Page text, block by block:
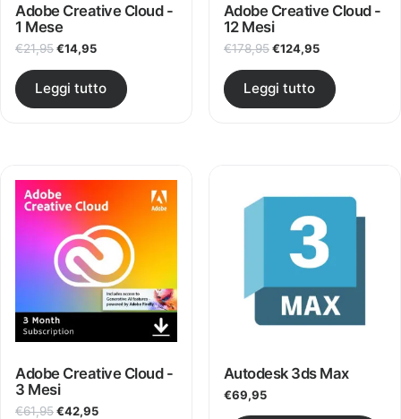
Adobe Creative Cloud -
1 Mese
€21,95Il prezzo originale era: €21,95.
€14,95Il prezzo attuale è: €14,95.
Leggi tutto
Adobe Creative Cloud -
12 Mesi
€178,95Il prezzo originale
€124,95Il prezzo
Leggi tutto
Adobe Creative Cloud -
3 Mesi
€61,95Il prezzo originale era: €61,95.
€42,95Il prezzo attuale è: €42,95.
Autodesk 3ds Max
€69,95